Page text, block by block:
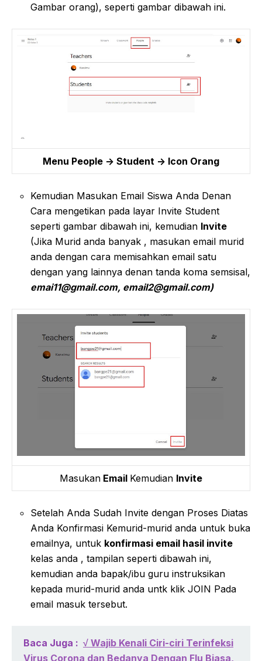
Gambar orang), seperti gambar dibawah ini.
Menu People -> Student -> Icon Orang
Kemudian Masukan Email Siswa Anda Denan
Cara mengetikan pada layar Invite Student
seperti gambar dibawah ini, kemudian Invite
(Jika Murid anda banyak , masukan email murid
anda dengan cara memisahkan email satu
dengan yang lainnya denan tanda koma semsisal,
emai11@gmail.com, email2@gmail.com)
Masukan Email Kemudian Invite
Setelah Anda Sudah Invite dengan Proses Diatas
Anda Konfirmasi Kemurid-murid anda untuk buka
emailnya, untuk konfirmasi email hasil invite
kelas anda , tampilan seperti dibawah ini,
kemudian anda bapak/ibu guru instruksikan
kepada murid-murid anda untk klik JOIN Pada
email masuk tersebut.
Baca Juga : √ Wajib Kenali Ciri-ciri Terinfeksi
Virus Corona dan Bedanya Dengan Flu Biasa,